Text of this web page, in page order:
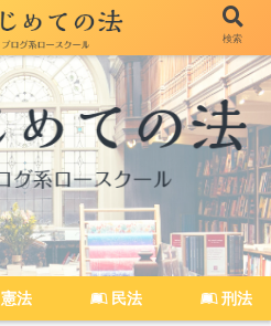
法 民法 刑法
検索